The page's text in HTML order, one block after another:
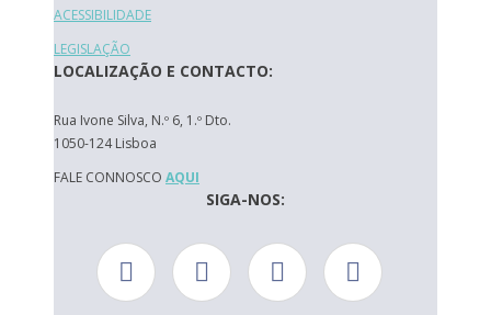
ACESSIBILIDADE
LEGISLAÇÃO
LOCALIZAÇÃO E CONTACTO:
Rua Ivone Silva, N.º 6, 1.º Dto.
1050-124 Lisboa
FALE CONNOSCO AQUI
SIGA-NOS: